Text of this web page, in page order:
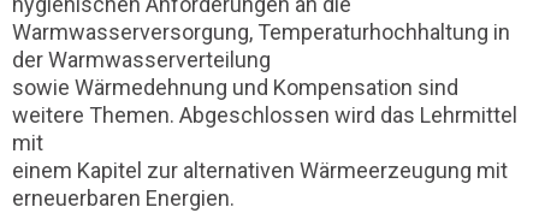
Warmwasserversorgung, Temperaturhochhaltung in
der Warmwasserverteilung
sowie Wärmedehnung und Kompensation sind
weitere Themen. Abgeschlossen wird das Lehrmittel
mit
einem Kapitel zur alternativen Wärmeerzeugung mit
erneuerbaren Energien.